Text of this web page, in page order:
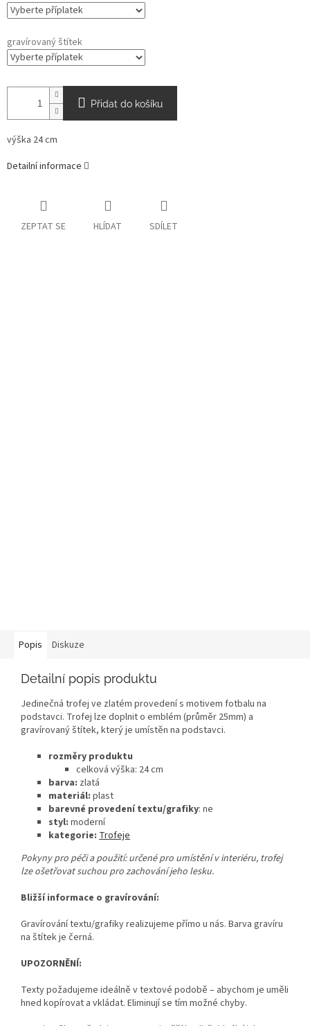
gravírovaný štítek
Přidat do košíku
výška 24 cm
Detailní informace
ZEPTAT SE HLÍDAT SDÍLET
Popis Diskuze
Detailní popis produktu
Jedinečná trofej ve zlatém provedení s motivem fotbalu na
podstavci. Trofej lze doplnit o emblém (průměr 25mm) a
gravírovaný štítek, který je umístěn na podstavci.
rozměry produktu
celková výška: 24cm
barva: zlatá
materiál: plast
barevné provedení textu/grafiky: ne
styl: moderní
kategorie: Trofeje
Pokyny pro péči a použití: určené pro umístění v interiéru, trofej
lze ošetřovat suchou pro zachování jeho lesku.
Bližší informace o gravírování:
Gravírování textu/grafiky realizujeme přímo u nás. Barva gravíru
na štítek je černá.
UPOZORNĚNÍ:
Texty požadujeme ideálně v textové podobě – abychom je uměli
hned kopírovat a vkládat. Eliminují se tím možné chyby.